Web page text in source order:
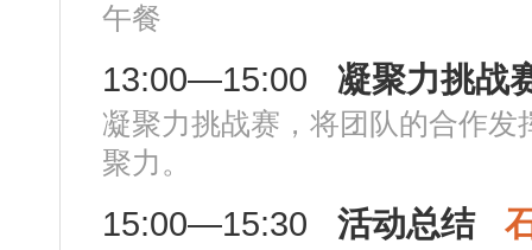
午餐
13:00—15:00 凝聚力挑战
凝聚力挑战赛，将团队的合作发
聚力。
15:00—15:30 活动总结